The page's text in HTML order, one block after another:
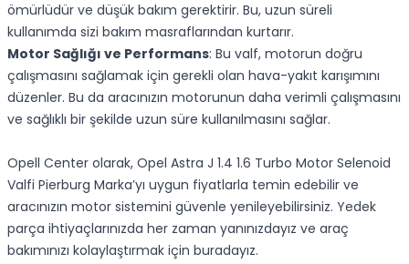
ömürlüdür ve düşük bakım gerektirir. Bu, uzun süreli
kullanımda sizi bakım masraflarından kurtarır.
Motor Sağlığı ve Performans: Bu valf, motorun doğru
çalışmasını sağlamak için gerekli olan hava-yakıt karışımını
düzenler. Bu da aracınızın motorunun daha verimli çalışmasını
ve sağlıklı bir şekilde uzun süre kullanılmasını sağlar.
Opell Center olarak, Opel Astra J 1.4 1.6 Turbo Motor Selenoid
Valfi Pierburg Marka’yı uygun fiyatlarla temin edebilir ve
aracınızın motor sistemini güvenle yenileyebilirsiniz. Yedek
parça ihtiyaçlarınızda her zaman yanınızdayız ve araç
bakımınızı kolaylaştırmak için buradayız.